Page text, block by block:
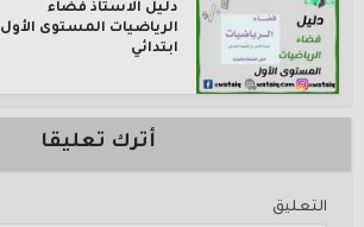
دليل الاستاذ فضاء
الرياضيات المستوى الأول
ابتدائي
أترك تعليقا
التعليق